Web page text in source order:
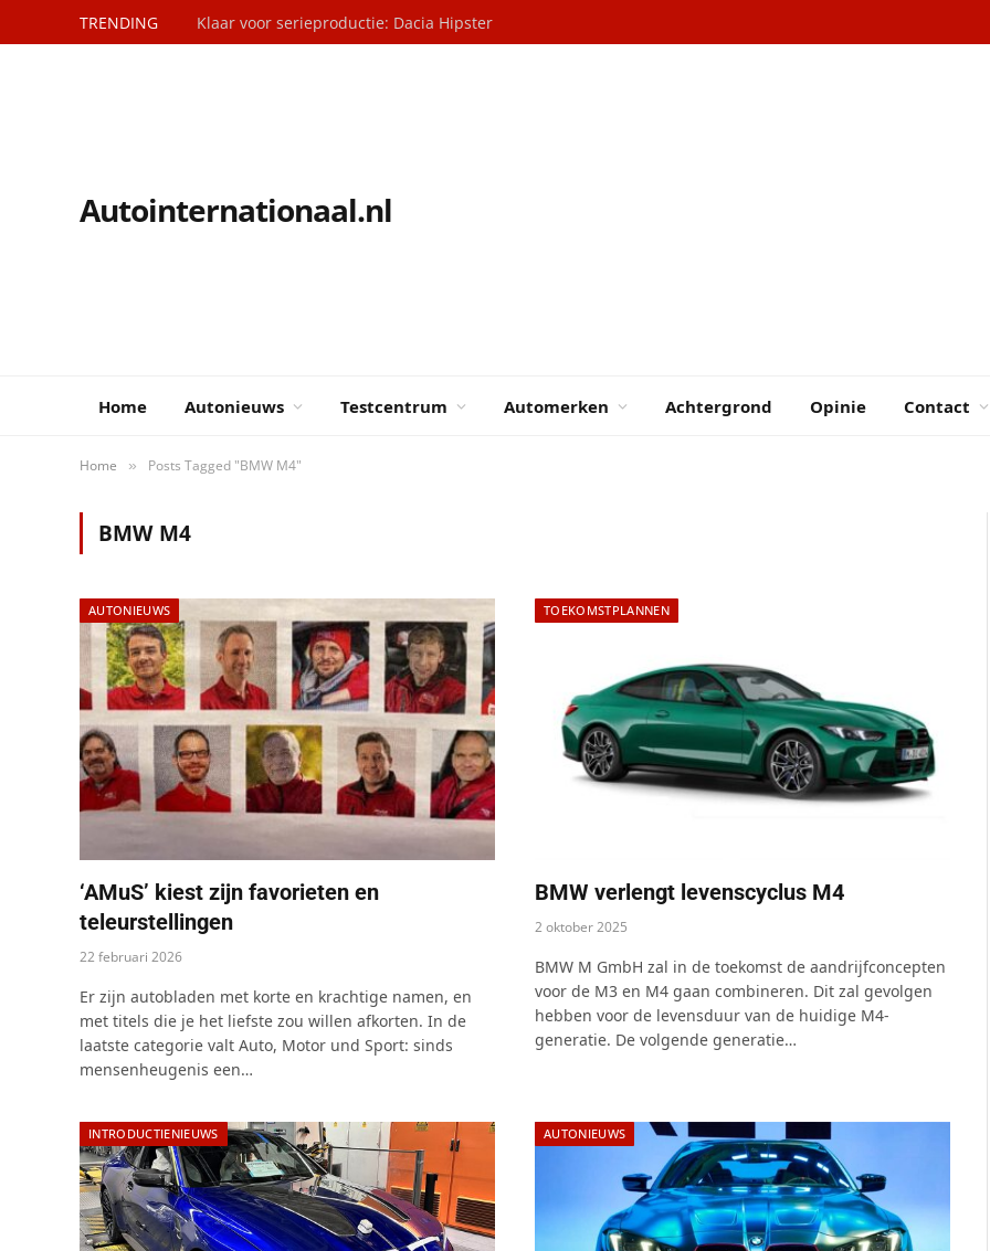
TRENDING Klaar voor serieproductie: Dacia Hipster
Autointernationaal.nl
Home Autonieuws Testcentrum Automerken Achtergrond Opinie Contact
Home » Posts Tagged "BMW M4"
BMW M4
AUTONIEUWS
‘AMuS’ kiest zijn favorieten en
teleurstellingen
22 februari 2026
Er zijn autobladen met korte en krachtige namen, en
met titels die je het liefste zou willen afkorten. In de
laatste categorie valt Auto, Motor und Sport: sinds
mensenheugenis een…
TOEKOMSTPLANNEN
BMW verlengt levenscyclus M4
2 oktober 2025
BMW M GmbH zal in de toekomst de aandrijfconcepten
voor de M3 en M4 gaan combineren. Dit zal gevolgen
hebben voor de levensduur van de huidige M4-
generatie. De volgende generatie…
INTRODUCTIENIEUWS AUTONIEUWS